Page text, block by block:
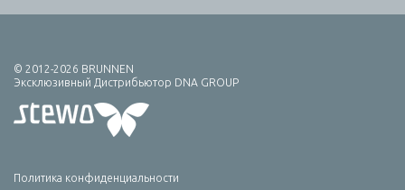
© 2012-2026 BRUNNEN
Эксклюзивный Дистрибьютор DNA GROUP
Политика конфиденциальности